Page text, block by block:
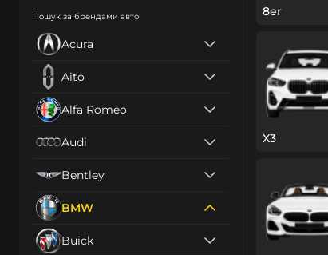
Пошук за брендами авто
Acura
Aito
Alfa Romeo
Audi
Bentley
BMW
Buick
8er
X3